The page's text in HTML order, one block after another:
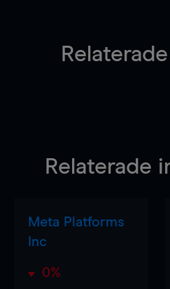
Relaterade
Meta Platforms
Inc
0%